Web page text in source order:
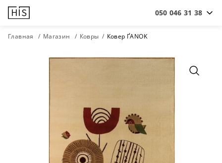
050 046 31 38
Главная Магазин Ковры Ковер ҐANOK